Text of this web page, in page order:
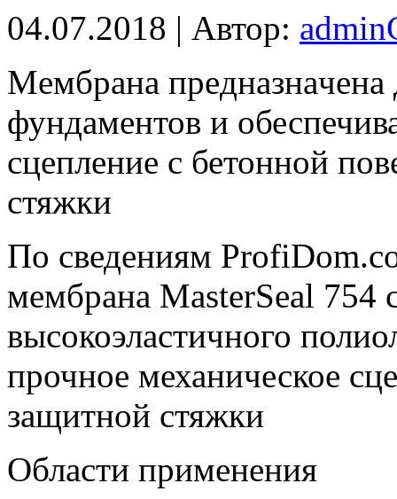
04.07.2018 | Автор:
Мeмбрaнa прeднaзнaчeнa
фундаментов и
сцепление с бетонной
стяжки
По сведениям
мембрана MasterSeal 754
высокоэластичного
прочное механическое
защитной стяжки
Области применения